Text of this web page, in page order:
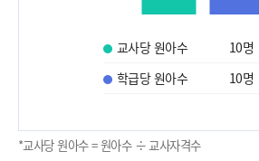
교사당 원아수 10명
학급당 원아수
10명
*교사당 원아수 = 원아수 ÷ 교사자격수